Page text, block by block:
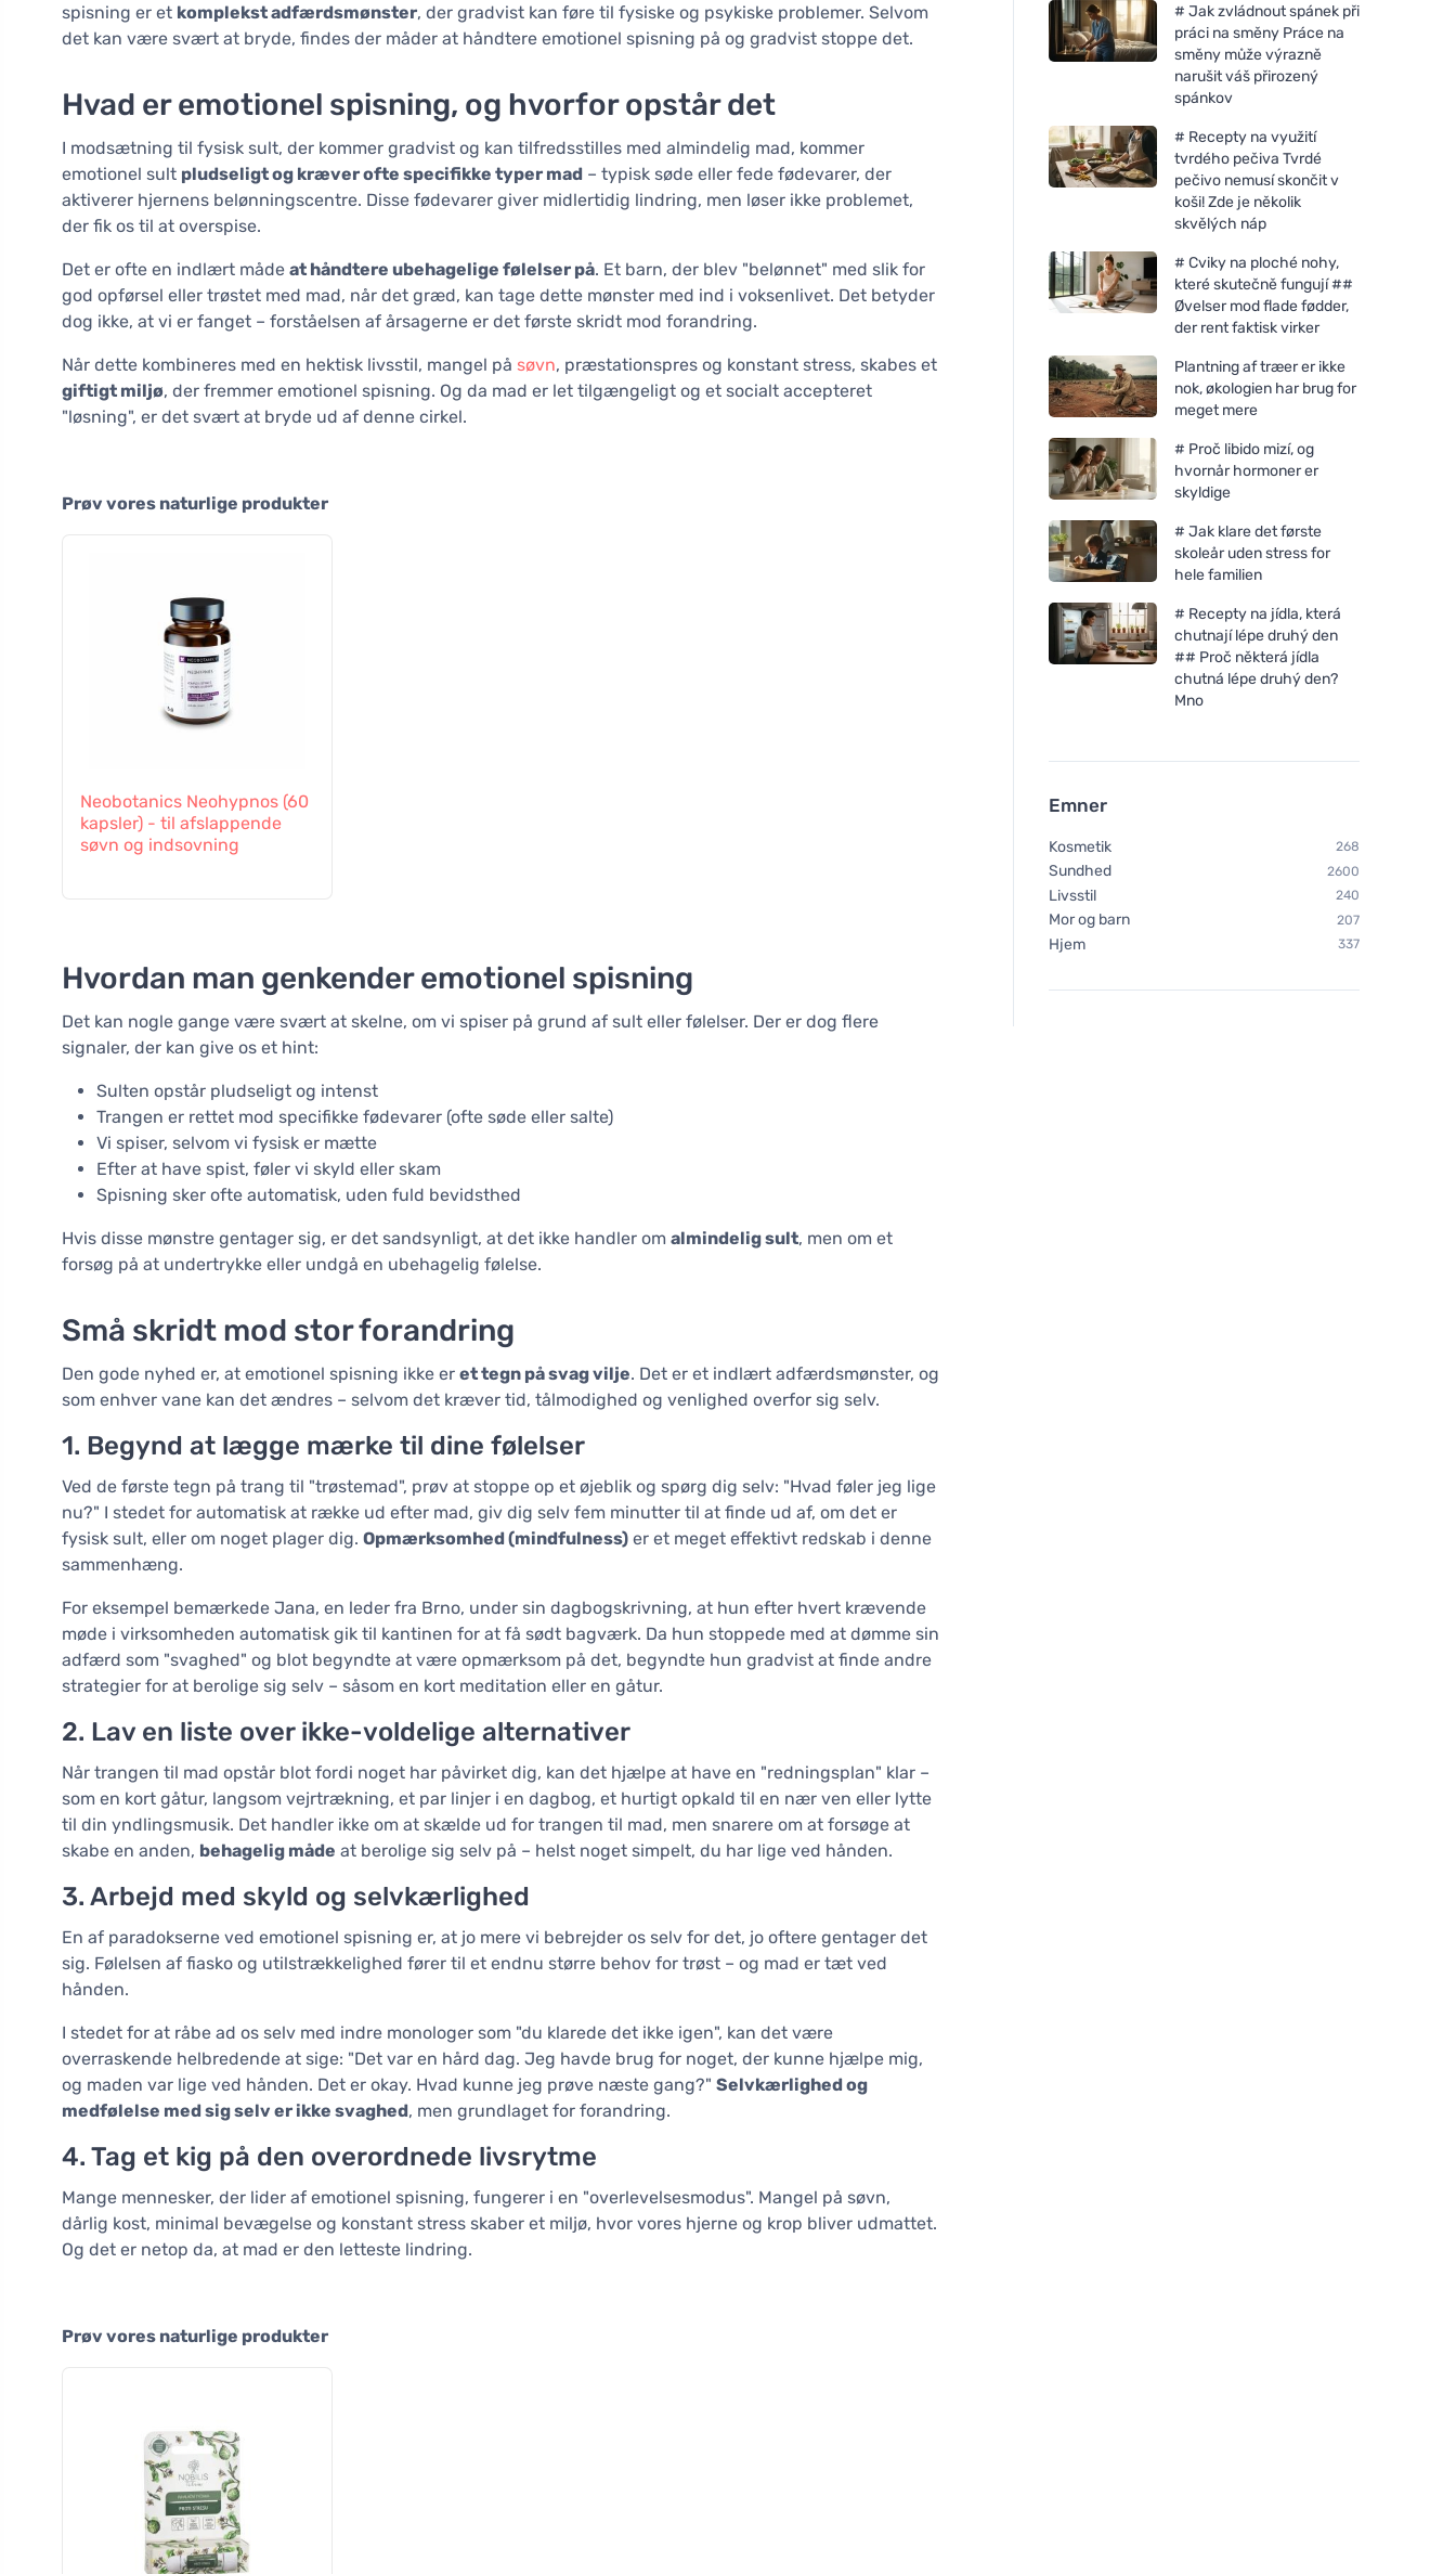
spisning er et komplekst adfærdsmønster, der gradvist kan føre til fysiske og psykiske problemer. Selvom
det kan være svært at bryde, findes der måder at håndtere emotionel spisning på og gradvist stoppe det.
Hvad er emotionel spisning, og hvorfor opstår det
I modsætning til fysisk sult, der kommer gradvist og kan tilfredsstilles med almindelig mad, kommer
emotionel sult pludseligt og kræver ofte specifikke typer mad – typisk søde eller fede fødevarer, der
aktiverer hjernens belønningscentre. Disse fødevarer giver midlertidig lindring, men løser ikke problemet,
der fik os til at overspise.
Det er ofte en indlært måde at håndtere ubehagelige følelser på. Et barn, der blev "belønnet" med slik for
god opførsel eller trøstet med mad, når det græd, kan tage dette mønster med ind i voksenlivet. Det betyder
dog ikke, at vi er fanget – forståelsen af årsagerne er det første skridt mod forandring.
Når dette kombineres med en hektisk livsstil, mangel på søvn, præstationspres og konstant stress, skabes et
giftigt miljø, der fremmer emotionel spisning. Og da mad er let tilgængeligt og et socialt accepteret
"løsning", er det svært at bryde ud af denne cirkel.
Prøv vores naturlige produkter
Neobotanics Neohypnos (60
kapsler) - til afslappende
søvn og indsovning
Hvordan man genkender emotionel spisning
Det kan nogle gange være svært at skelne, om vi spiser på grund af sult eller følelser. Der er dog flere
signaler, der kan give os et hint:
Sulten opstår pludseligt og intenst
Trangen er rettet mod specifikke fødevarer (ofte søde eller salte)
Vi spiser, selvom vi fysisk er mætte
Efter at have spist, føler vi skyld eller skam
Spisning sker ofte automatisk, uden fuld bevidsthed
Hvis disse mønstre gentager sig, er det sandsynligt, at det ikke handler om almindelig sult, men om et
forsøg på at undertrykke eller undgå en ubehagelig følelse.
Små skridt mod stor forandring
Den gode nyhed er, at emotionel spisning ikke er et tegn på svag vilje. Det er et indlært adfærdsmønster, og
som enhver vane kan det ændres – selvom det kræver tid, tålmodighed og venlighed overfor sig selv.
1. Begynd at lægge mærke til dine følelser
Ved de første tegn på trang til "trøstemad", prøv at stoppe op et øjeblik og spørg dig selv: "Hvad føler jeg lige
nu?" I stedet for automatisk at række ud efter mad, giv dig selv fem minutter til at finde ud af, om det er
fysisk sult, eller om noget plager dig. Opmærksomhed (mindfulness) er et meget effektivt redskab i denne
sammenhæng.
For eksempel bemærkede Jana, en leder fra Brno, under sin dagbogskrivning, at hun efter hvert krævende
møde i virksomheden automatisk gik til kantinen for at få sødt bagværk. Da hun stoppede med at dømme sin
adfærd som "svaghed" og blot begyndte at være opmærksom på det, begyndte hun gradvist at finde andre
strategier for at berolige sig selv – såsom en kort meditation eller en gåtur.
2. Lav en liste over ikke-voldelige alternativer
Når trangen til mad opstår blot fordi noget har påvirket dig, kan det hjælpe at have en "redningsplan" klar –
som en kort gåtur, langsom vejrtrækning, et par linjer i en dagbog, et hurtigt opkald til en nær ven eller lytte
til din yndlingsmusik. Det handler ikke om at skælde ud for trangen til mad, men snarere om at forsøge at
skabe en anden, behagelig måde at berolige sig selv på – helst noget simpelt, du har lige ved hånden.
3. Arbejd med skyld og selvkærlighed
En af paradokserne ved emotionel spisning er, at jo mere vi bebrejder os selv for det, jo oftere gentager det
sig. Følelsen af fiasko og utilstrækkelighed fører til et endnu større behov for trøst – og mad er tæt ved
hånden.
I stedet for at råbe ad os selv med indre monologer som "du klarede det ikke igen", kan det være
overraskende helbredende at sige: "Det var en hård dag. Jeg havde brug for noget, der kunne hjælpe mig,
og maden var lige ved hånden. Det er okay. Hvad kunne jeg prøve næste gang?" Selvkærlighed og
medfølelse med sig selv er ikke svaghed, men grundlaget for forandring.
4. Tag et kig på den overordnede livsrytme
Mange mennesker, der lider af emotionel spisning, fungerer i en "overlevelsesmodus". Mangel på søvn,
dårlig kost, minimal bevægelse og konstant stress skaber et miljø, hvor vores hjerne og krop bliver udmattet.
Og det er netop da, at mad er den letteste lindring.
Prøv vores naturlige produkter
# Jak zvládnout spánek při
práci na směny Práce na
směny může výrazně
narušit váš přirozený
spánkov
# Recepty na využití
tvrdého pečiva Tvrdé
pečivo nemusí skončit v
koši! Zde je několik
skvělých náp
# Cviky na ploché nohy,
které skutečně fungují ##
Øvelser mod flade fødder,
der rent faktisk virker
Plantning af træer er ikke
nok, økologien har brug for
meget mere
# Proč libido mizí, og
hvornår hormoner er
skyldige
# Jak klare det første
skoleår uden stress for
hele familien
# Recepty na jídla, která
chutnají lépe druhý den
## Proč některá jídla
chutná lépe druhý den?
Mno
Emner
Kosmetik 268
Sundhed 2600
Livsstil 240
Mor og barn 207
Hjem 337